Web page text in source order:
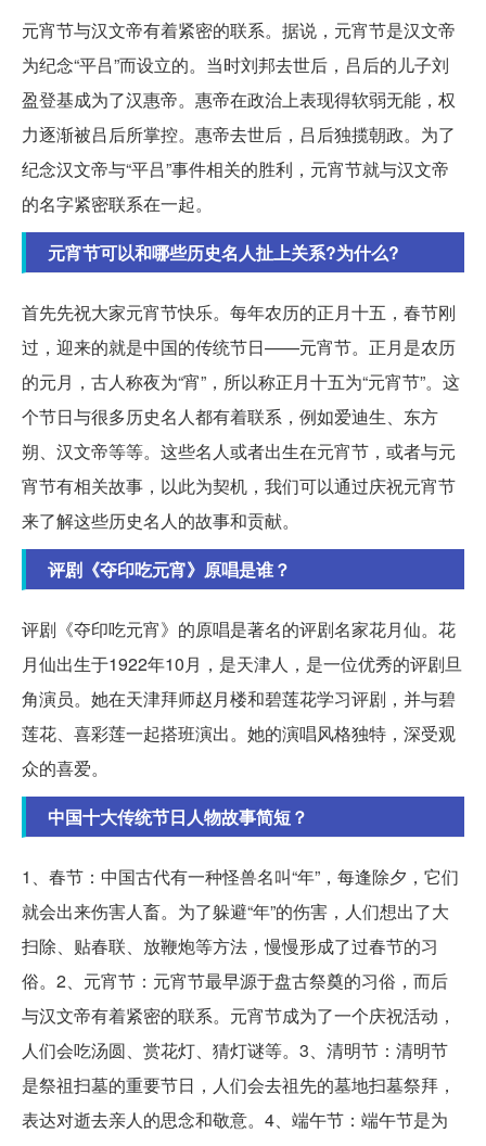
元宵节与汉文帝有着紧密的联系。据说，元宵节是汉文帝
为纪念“平吕”而设立的。当时刘邦去世后，吕后的儿子刘
盈登基成为了汉惠帝。惠帝在政治上表现得软弱无能，权
力逐渐被吕后所掌控。惠帝去世后，吕后独揽朝政。为了
纪念汉文帝与“平吕”事件相关的胜利，元宵节就与汉文帝
的名字紧密联系在一起。
元宵节可以和哪些历史名人扯上关系?为什么?
首先先祝大家元宵节快乐。每年农历的正月十五，春节刚
过，迎来的就是中国的传统节日——元宵节。正月是农历
的元月，古人称夜为“宵”，所以称正月十五为“元宵节”。这
个节日与很多历史名人都有着联系，例如爱迪生、东方
朔、汉文帝等等。这些名人或者出生在元宵节，或者与元
宵节有相关故事，以此为契机，我们可以通过庆祝元宵节
来了解这些历史名人的故事和贡献。
评剧《夺印吃元宵》原唱是谁？
评剧《夺印吃元宵》的原唱是著名的评剧名家花月仙。花
月仙出生于1922年10月，是天津人，是一位优秀的评剧旦
角演员。她在天津拜师赵月楼和碧莲花学习评剧，并与碧
莲花、喜彩莲一起搭班演出。她的演唱风格独特，深受观
众的喜爱。
中国十大传统节日人物故事简短？
1、春节：中国古代有一种怪兽名叫“年”，每逢除夕，它们
就会出来伤害人畜。为了躲避“年”的伤害，人们想出了大
扫除、贴春联、放鞭炮等方法，慢慢形成了过春节的习
俗。2、元宵节：元宵节最早源于盘古祭奠的习俗，而后
与汉文帝有着紧密的联系。元宵节成为了一个庆祝活动，
人们会吃汤圆、赏花灯、猜灯谜等。3、清明节：清明节
是祭祖扫墓的重要节日，人们会去祖先的墓地扫墓祭拜，
表达对逝去亲人的思念和敬意。4、端午节：端午节是为